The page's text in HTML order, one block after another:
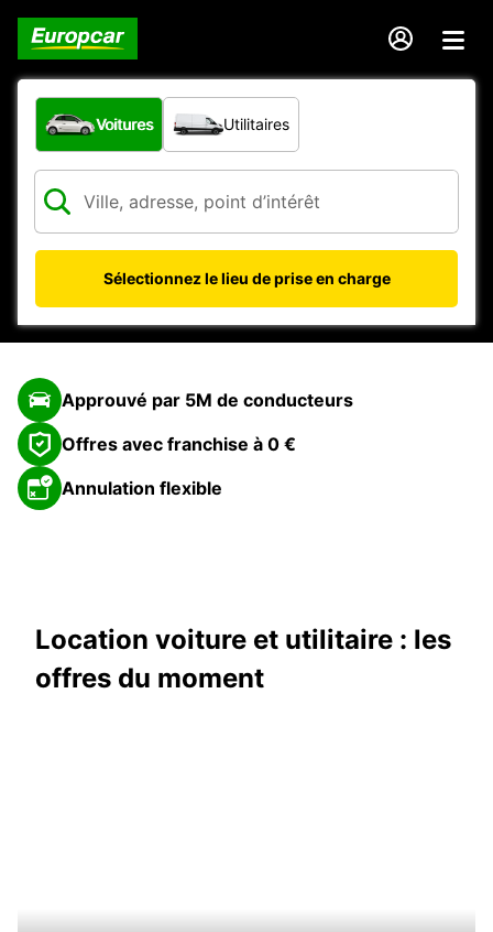
Quel type de véhicule ?
Voitures Utilitaires
Sélectionnez le lieu de prise en charge
Approuvé par 5M de conducteurs
Offres avec franchise à 0 €
Annulation flexible
Location voiture et utilitaire : les
offres du moment